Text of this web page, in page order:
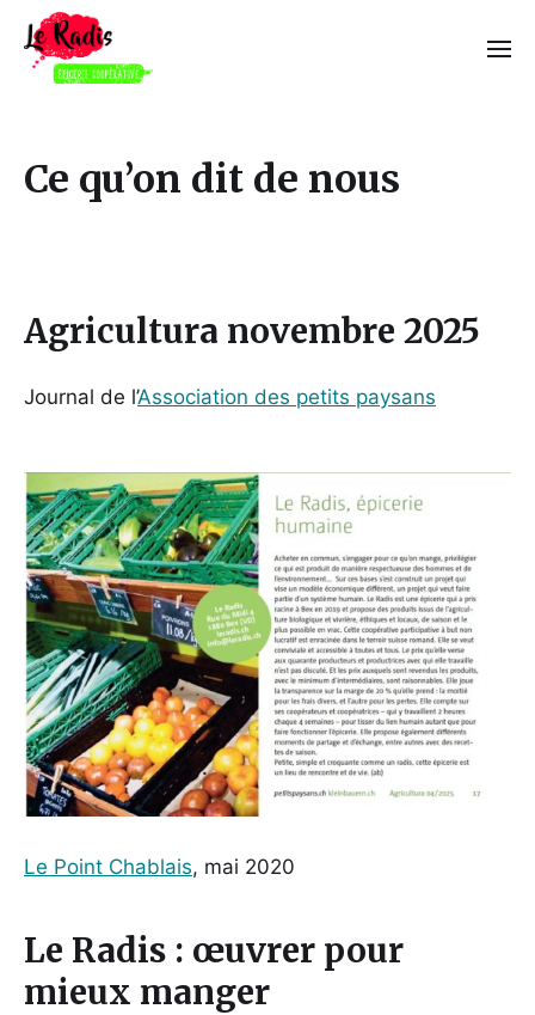
Ce qu’on dit de nous
Agricultura novembre 2025
Journal de l’Association des petits paysans
Le Point Chablais, mai 2020
Le Radis : œuvrer pour
mieux manger